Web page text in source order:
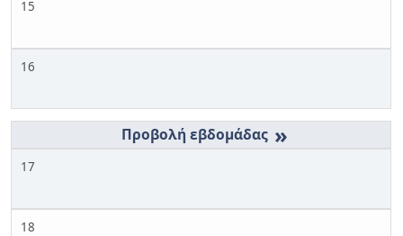
15
16
»
17
18